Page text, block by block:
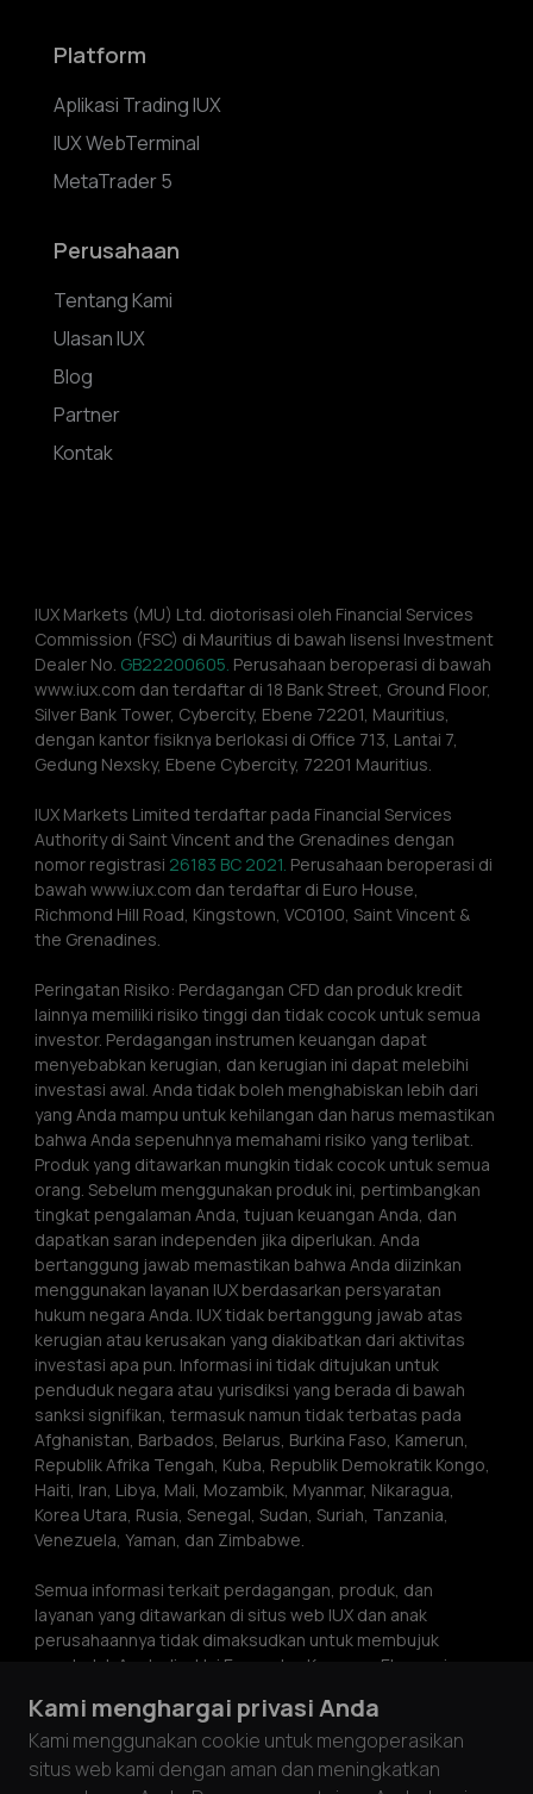
Platform
Aplikasi Trading IUX
IUX WebTerminal
MetaTrader 5
Perusahaan
Tentang Kami
Ulasan IUX
Blog
Partner
Kontak
IUX Markets (MU) Ltd. diotorisasi oleh Financial Services
Commission (FSC) di Mauritius di bawah lisensi Investment
Dealer No. GB22200605. Perusahaan beroperasi di bawah
www.iux.com dan terdaftar di 18 Bank Street, Ground Floor,
Silver Bank Tower, Cybercity, Ebene 72201, Mauritius,
dengan kantor fisiknya berlokasi di Office 713, Lantai 7,
Gedung Nexsky, Ebene Cybercity, 72201 Mauritius.
IUX Markets Limited terdaftar pada Financial Services
Authority di Saint Vincent and the Grenadines dengan
nomor registrasi 26183 BC 2021. Perusahaan beroperasi di
bawah www.iux.com dan terdaftar di Euro House,
Richmond Hill Road, Kingstown, VC0100, Saint Vincent &
the Grenadines.
Peringatan Risiko: Perdagangan CFD dan produk kredit
lainnya memiliki risiko tinggi dan tidak cocok untuk semua
investor. Perdagangan instrumen keuangan dapat
menyebabkan kerugian, dan kerugian ini dapat melebihi
investasi awal. Anda tidak boleh menghabiskan lebih dari
yang Anda mampu untuk kehilangan dan harus memastikan
bahwa Anda sepenuhnya memahami risiko yang terlibat.
Produk yang ditawarkan mungkin tidak cocok untuk semua
orang. Sebelum menggunakan produk ini, pertimbangkan
tingkat pengalaman Anda, tujuan keuangan Anda, dan
dapatkan saran independen jika diperlukan. Anda
bertanggung jawab memastikan bahwa Anda diizinkan
menggunakan layanan IUX berdasarkan persyaratan
hukum negara Anda. IUX tidak bertanggung jawab atas
kerugian atau kerusakan yang diakibatkan dari aktivitas
investasi apa pun. Informasi ini tidak ditujukan untuk
penduduk negara atau yurisdiksi yang berada di bawah
sanksi signifikan, termasuk namun tidak terbatas pada
Afghanistan, Barbados, Belarus, Burkina Faso, Kamerun,
Republik Afrika Tengah, Kuba, Republik Demokratik Kongo,
Haiti, Iran, Libya, Mali, Mozambik, Myanmar, Nikaragua,
Korea Utara, Rusia, Senegal, Sudan, Suriah, Tanzania,
Venezuela, Yaman, dan Zimbabwe.
Semua informasi terkait perdagangan, produk, dan
layanan yang ditawarkan di situs web IUX dan anak
perusahaannya tidak dimaksudkan untuk membujuk
penduduk Australia, Uni Eropa dan Kawasan Ekonomi
Amerika Serikat. Informasi di situs web ini bukan
merupakan saran investasi atau rekomendasi atau ajakan
untuk terlibat dalam aktivitas investasi apa pun. Informasi
Kami menghargai privasi Anda
Kami menggunakan cookie untuk mengoperasikan
situs web kami dengan aman dan meningkatkan